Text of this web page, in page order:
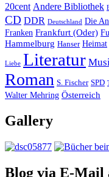
20cent Andere Bibliothek
CD DDR Deutschland Die
Franken Frankfurt (Oder)
Hammelburg Hanser Heimat
Liebe Literatur
Roman S. Fischer SPD
Walter Mehring Österreich
Gallery
Blog via E-Mail